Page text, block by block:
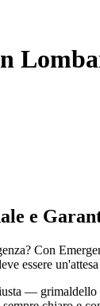
e
Con
essere
—